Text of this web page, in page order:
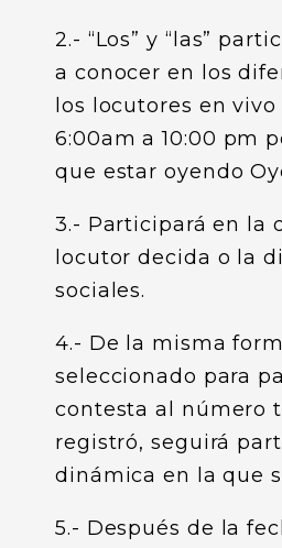
2.- “Los” y “las”
a conocer en los
los locutores en
6:00am a 10:00 pm
que estar oyendo
3.- Participará en la
locutor decida o la
sociales.
4.- De la misma
seleccionado para
contesta al número
registró, seguirá
dinámica en la que
5.- Después de la